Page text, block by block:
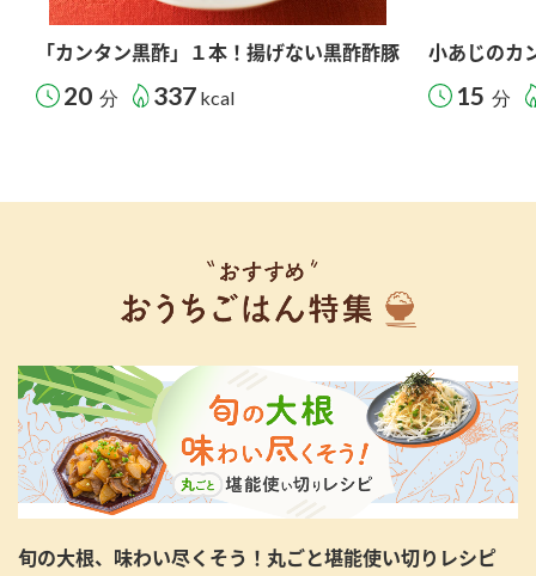
「カンタン黒酢」１本！揚げない黒酢酢豚
20 分 337 kcal
小あじのカ
15 分
旬の大根、味わい尽くそう！丸ごと堪能使い切りレシピ